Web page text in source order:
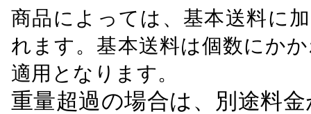
商品によっては、基本送料に
れます。基本送料は個数にか
適用となります。
重量超過の場合は、別途料